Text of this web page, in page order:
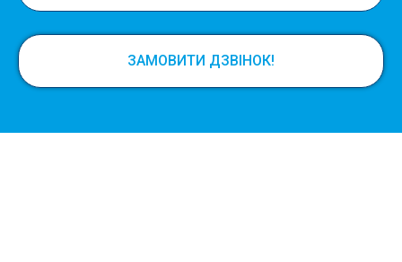
ЗАМОВИТИ ДЗВІНОК!